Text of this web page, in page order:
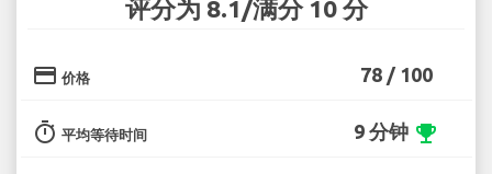
评分为 8.1/满分 10 分
credit_card 价格 78 / 100
timer 平均等待时间 9 分钟 emoji_events